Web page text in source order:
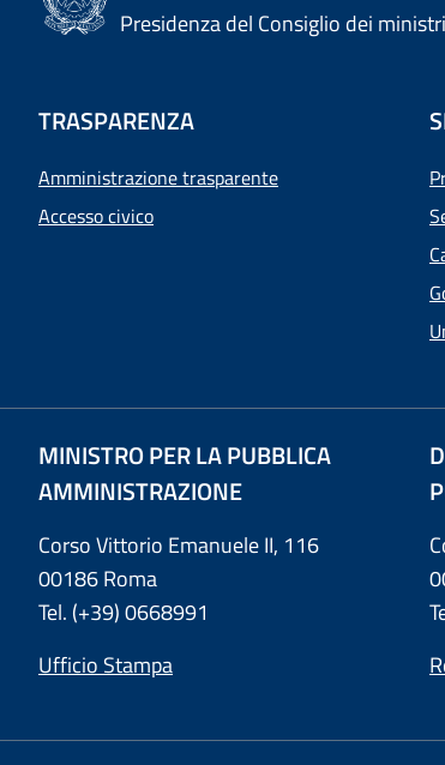
Presidenza del Consiglio dei ministri
TRASPARENZA
Amministrazione trasparente
Accesso civico
MINISTRO PER LA PUBBLICA
AMMINISTRAZIONE
Corso Vittorio Emanuele II, 116
00186 Roma
Tel. (+39) 0668991
Ufficio Stampa